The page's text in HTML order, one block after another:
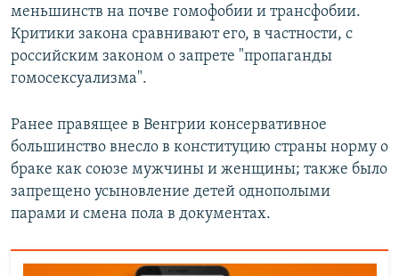
меньшинств на почве гомофобии и трансфобии.
Критики закона сравнивают его, в частности, с
российским законом о запрете "пропаганды
гомосексуализма".
Ранее правящее в Венгрии консервативное
большинство внесло в конституцию страны норму о
браке как союзе мужчины и женщины; также было
запрещено усыновление детей однополыми
парами и смена пола в документах.